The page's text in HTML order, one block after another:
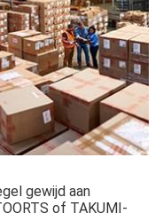
gewijd aan
of TAKUMI-